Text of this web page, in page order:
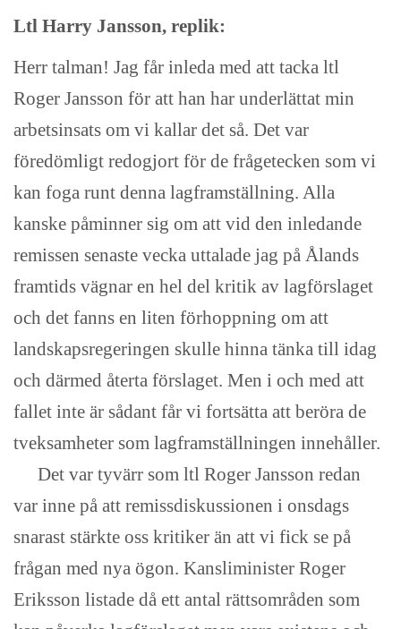
Ltl Harry Jansson, replik:
Herr talman! Jag får inleda med att tacka ltl
Roger Jansson för att han har underlättat min
arbetsinsats om vi kallar det så. Det var
föredömligt redogjort för de frågetecken som vi
kan foga runt denna lagframställning. Alla
kanske påminner sig om att vid den inledande
remissen senaste vecka uttalade jag på Ålands
framtids vägnar en hel del kritik av lagförslaget
och det fanns en liten förhoppning om att
landskapsregeringen skulle hinna tänka till idag
och därmed återta förslaget. Men i och med att
fallet inte är sådant får vi fortsätta att beröra de
tveksamheter som lagframställningen innehåller.
Det var tyvärr som ltl Roger Jansson redan
var inne på att remissdiskussionen i onsdags
snarast stärkte oss kritiker än att vi fick se på
frågan med nya ögon. Kansliminister Roger
Eriksson listade då ett antal rättsområden som